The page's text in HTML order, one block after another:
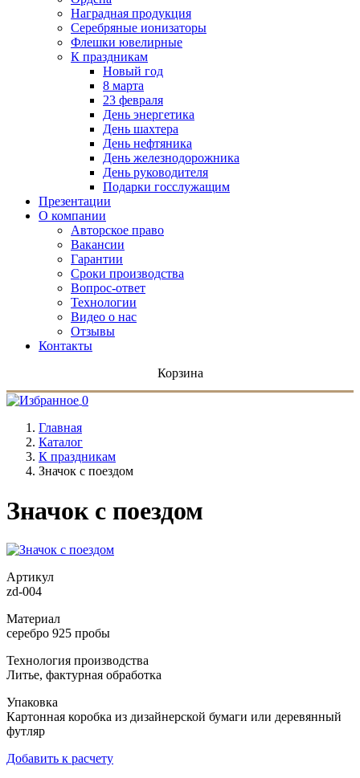
Наградная продукция
Серебряные ионизаторы
Флешки ювелирные
К праздникам
Новый год
8 марта
23 февраля
День энергетика
День шахтера
День нефтяника
День железнодорожника
День руководителя
Подарки госслужащим
Презентации
О компании
Авторское право
Вакансии
Гарантии
Сроки производства
Вопрос-ответ
Технологии
Видео о нас
Отзывы
Контакты
Корзина
0
Главная
Каталог
К праздникам
Значок с поездом
Значок с поездом
Артикул
zd-004
Материал
серебро 925 пробы
Технология производства
Литье, фактурная обработка
Упаковка
Картонная коробка из дизайнерской бумаги или деревянный
футляр
Добавить к расчету